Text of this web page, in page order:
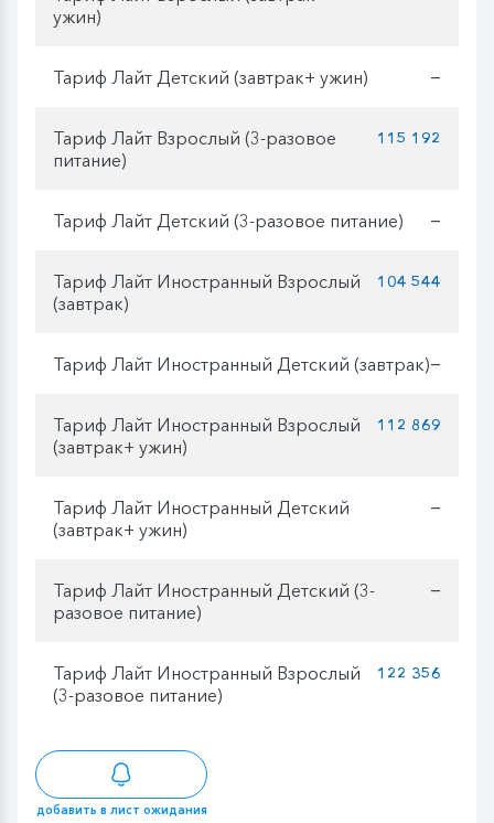
ужин)
Тариф Лайт Детский (завтрак+ ужин) —
Тариф Лайт Взрослый (3-разовое
питание)
115 192
Тариф Лайт Детский (3-разовое питание) —
Тариф Лайт Иностранный Взрослый
(завтрак)
104 544
Тариф Лайт Иностранный Детский (завтрак)—
Тариф Лайт Иностранный Взрослый
(завтрак+ ужин)
112 869
Тариф Лайт Иностранный Детский
(завтрак+ ужин)
—
Тариф Лайт Иностранный Детский (3-
разовое питание)
—
Тариф Лайт Иностранный Взрослый
(3-разовое питание)
122 356
добавить в лист ожидания